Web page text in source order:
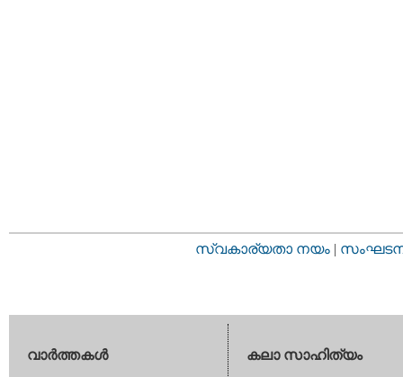
സ്വകാര്യതാ നയം |
വാര്‍ത്തകള്‍
കലാ സാഹിത്യം